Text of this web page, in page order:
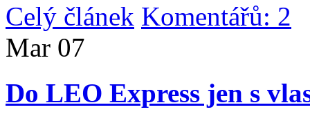
Celý článek Komentářů: 2
Mar 07
Do LEO Express jen s